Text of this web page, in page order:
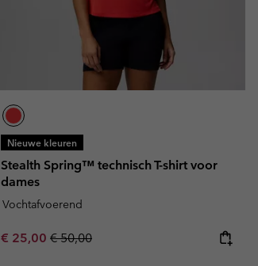
Nieuwe kleuren
Stealth Spring™ technisch T-shirt voor
dames
Vochtafvoerend
Sale price:
€ 25,00 Regular price:
€ 50,00